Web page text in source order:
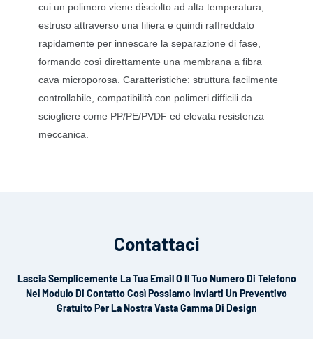
cui un polimero viene disciolto ad alta temperatura,
estruso attraverso una filiera e quindi raffreddato
rapidamente per innescare la separazione di fase,
formando così direttamente una membrana a fibra
cava microporosa. Caratteristiche: struttura facilmente
controllabile, compatibilità con polimeri difficili da
sciogliere come PP/PE/PVDF ed elevata resistenza
meccanica.
Contattaci
Lascia Semplicemente La Tua Email O Il Tuo Numero Di Telefono
Nel Modulo Di Contatto Così Possiamo Inviarti Un Preventivo
Gratuito Per La Nostra Vasta Gamma Di Design